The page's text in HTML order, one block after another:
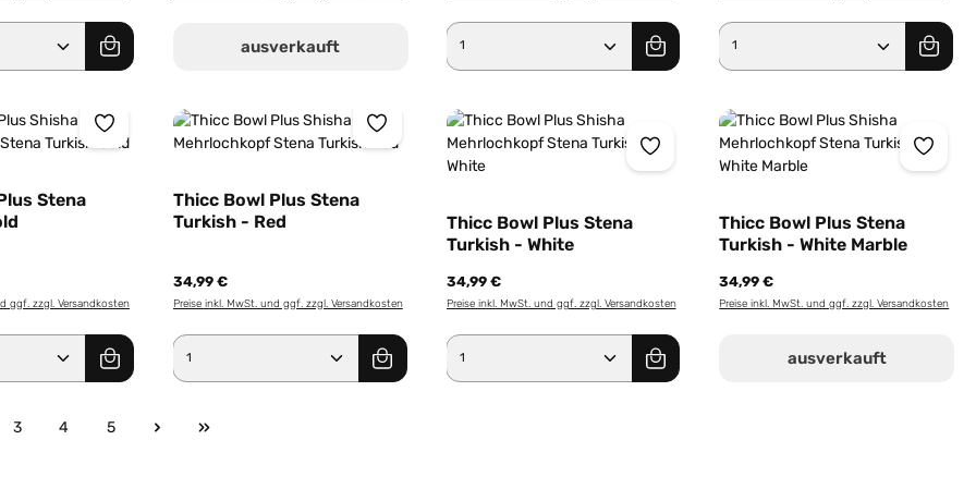
Gib den gewünschten Wert ein oder benutze die Schaltflächen um die
ausverkauft Produkt Anzahl: Gib den gewünschten
Produkt Anzahl: Gib
Stena
ggf. zzgl. Versandkosten
Gib den gewünschten Wert ein oder benutze die Schaltflächen um die
Thicc Bowl Plus Stena
Turkish - Red
34,99 €
Preise inkl. MwSt. und ggf. zzgl. Versandkosten
Produkt Anzahl: Gib den gewünschten Wert ein oder benutze die
Thicc Bowl Plus Stena
Turkish - White
34,99 €
Preise inkl. MwSt. und ggf. zzgl. Versandkosten
Produkt Anzahl: Gib den gewünschten
Thicc Bowl Plus Stena
Turkish - White Marble
34,99 €
Preise inkl. MwSt. und ggf. zzgl. Versandkosten
ausverkauft
Seite
3
Seite
4
Seite
5